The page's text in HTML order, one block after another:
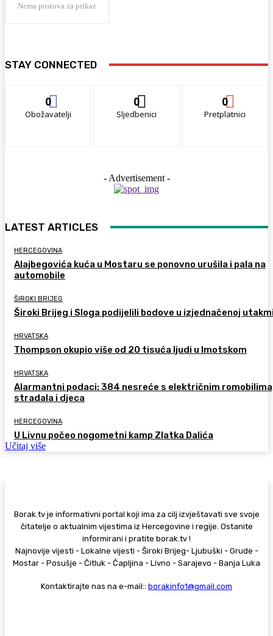
Nema postova za prikaz
STAY CONNECTED
0
Obožavatelji
0
Sljedbenici
0
Pretplatnici
- Advertisement -
LATEST ARTICLES
HERCEGOVINA
Alajbegovića kuća u Mostaru se ponovno urušila i pala na
automobile
ŠIROKI BRIJEG
Široki Brijeg i Sloga podijelili bodove u izjednačenoj
HRVATSKA
Thompson okupio više od 20 tisuća ljudi u Imotskom
HRVATSKA
Alarmantni podaci: 384 nesreće s električnim
stradala i djeca
HERCEGOVINA
U Livnu počeo nogometni kamp Zlatka Dalića
Učitaj više
Borak.tv je informativni portal koji ima za cilj izvještavati sve svoje
čitatelje o aktualnim vijestima iz Hercegovine i regije. Ostanite
informirani i pratite borak.tv !
Najnovije vijesti - Lokalne vijesti - Široki Brijeg- Ljubuški - Grude -
Mostar - Posušje - Čitluk - Čapljina - Livno - Sarajevo - Banja Luka
Kontaktirajte nas na e-mail:: borakinfo1@gmail.com